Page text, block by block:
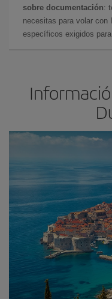
sobre documentación:
necesitas para volar
específicos exigidos